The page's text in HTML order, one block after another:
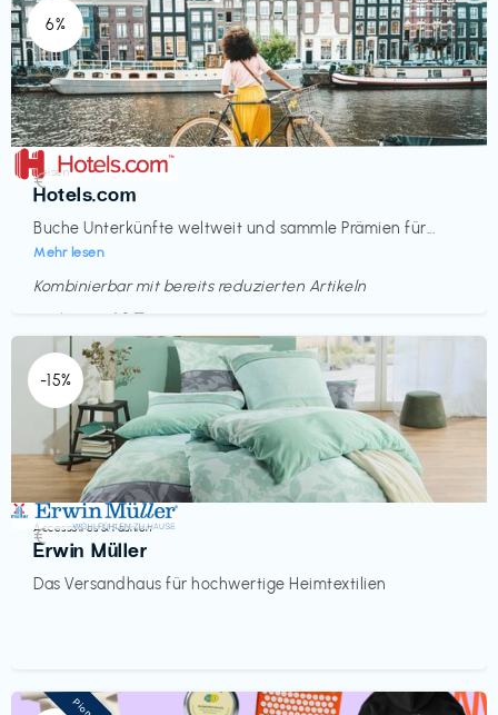
6%
Reisen
Hotels.com
Buche Unterkünfte weltweit und sammle Prämien für...
Mehr lesen
€‎
Kombinierbar mit bereits reduzierten Artikeln
Endet in
<60 Tagen
-15%
Accessoires & Fashion
Erwin Müller
Das Versandhaus für hochwertige Heimtextilien
€‎